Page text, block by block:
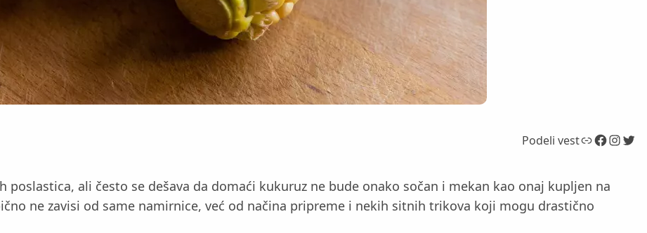
Podeli vestLink Facebook InstagramTwitter
ali često se dešava da domaći kukuruz ne bude onako sočan i mekan kao onaj kupljen na
ne zavisi od same namirnice, već od načina pripreme i nekih sitnih trikova koji mogu drastično